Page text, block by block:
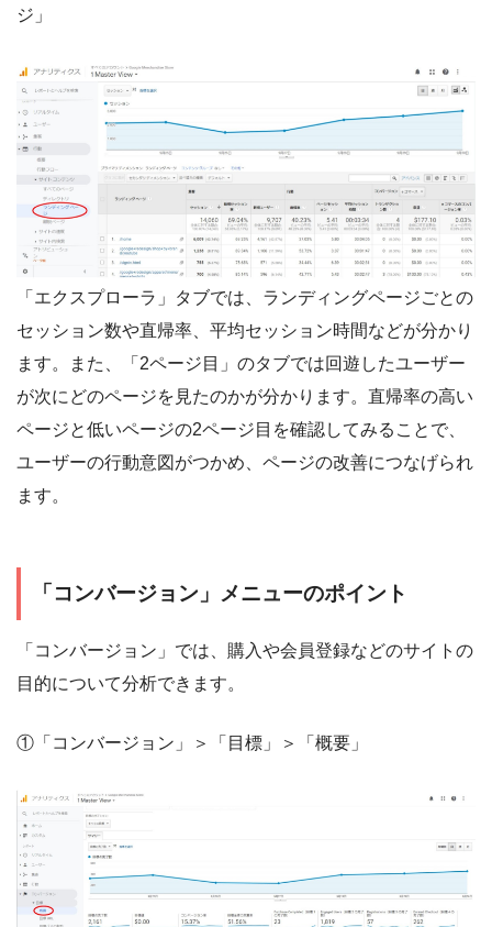
ジ」
「エクスプローラ」タブでは、ランディングページごとの
セッション数や直帰率、平均セッション時間などが分かり
ます。また、「2ページ目」のタブでは回遊したユーザー
が次にどのページを見たのかが分かります。直帰率の高い
ページと低いページの2ページ目を確認してみることで、
ユーザーの行動意図がつかめ、ページの改善につなげられ
ます。
「コンバージョン」メニューのポイント
「コンバージョン」では、購入や会員登録などのサイトの
目的について分析できます。
①「コンバージョン」＞「目標」＞「概要」